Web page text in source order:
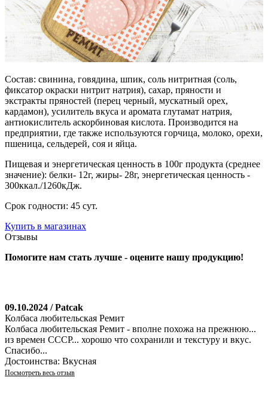
Состав: свинина, говядина, шпик, соль нитритная (соль,
фиксатор окраски нитрит натрия), сахар, пряности и
экстракты пряностей (перец черный, мускатный орех,
кардамон), усилитель вкуса и аромата глутамат натрия,
антиокислитель аскорбиновая кислота. Производится на
предприятии, где также используются горчица, молоко, орехи,
пшеница, сельдерей, соя и яйца.
Пищевая и энергетическая ценность в 100г продукта (среднее
значение): белки- 12г, жиры- 28г, энергетическая ценность -
300ккал./1260кДж.
Срок годности: 45 сут.
Купить в магазинах
Отзывы
Помогите нам стать лучше - оцените нашу продукцию!
09.10.2024 / Patcak
Колбаса любительская Ремит
Колбаса любительская Ремит - вполне похожа на прежнюю...
из времен СССР... хорошо что сохранили и текстуру и вкус.
Спасибо...
Достоинства: Вкусная
Посмотреть весь отзыв